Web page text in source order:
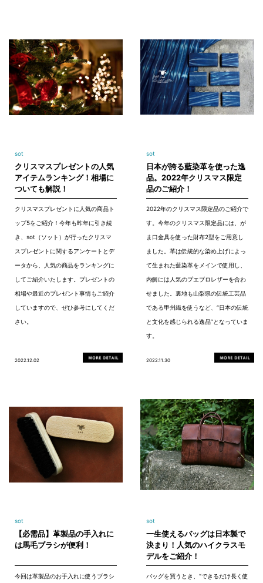
sot
クリスマスプレゼントの人気
アイテムランキング！相場に
ついても解説！
クリスマスプレゼントに人気の商品ト
ップ5をご紹介！今年も昨年に引き続
き、sot（ソット）が行ったクリスマ
スプレゼントに関するアンケートとデ
ータから、人気の商品をランキングに
してご紹介いたします。プレゼントの
相場や最近のプレゼント事情もご紹介
していますので、ぜひ参考にしてくだ
さい。
2022.12.02
sot
日本が誇る藍染革を使った逸
品。2022年クリスマス限定
品のご紹介！
2022年のクリスマス限定品のご紹介で
す。今年のクリスマス限定品には、が
ま口金具を使った財布2型をご用意し
ました。革は伝統的な染め上げによっ
て生まれた藍染革をメインで使用し、
内側には人気のプエブロレザーを合わ
せました。裏地も山梨県の伝統工芸品
である甲州織を使うなど、“日本の伝統
と文化を感じられる逸品”となっていま
す。
2022.11.30
sot
【必需品】革製品の手入れに
は馬毛ブラシが便利！
今回は革製品のお手入れに使うブラシ
sot
一生使えるバッグは日本製で
決まり！人気のハイクラスモ
デルをご紹介！
バッグを買うとき、“できるだけ長く使